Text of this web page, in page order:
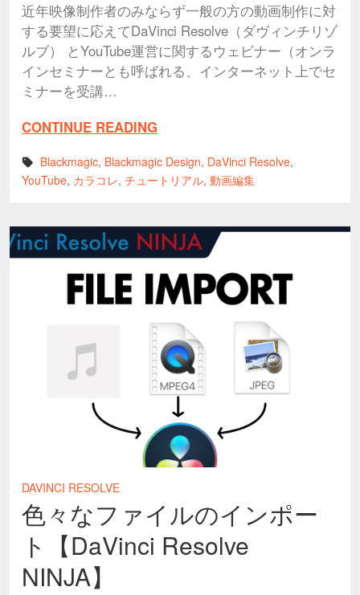
近年映像制作者のみならず一般の方の動画制作に対
する要望に応えてDaVinci Resolve（ダヴィンチリゾ
ルブ） とYouTube運営に関するウェビナー（オンラ
インセミナーとも呼ばれる、インターネット上でセ
ミナーを受講…
CONTINUE READING
Blackmagic, Blackmagic Design, DaVinci Resolve,
YouTube, カラコレ, チュートリアル, 動画編集
DAVINCI RESOLVE
色々なファイルのインポー
ト【DaVinci Resolve
NINJA】